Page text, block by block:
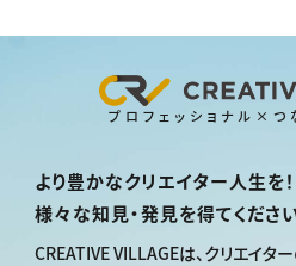
プロフェッショナル×
より豊かなクリエイター人生を！
様々な知見・発見を得てください
CREATIVE VILLAGEは、 クリエイタ